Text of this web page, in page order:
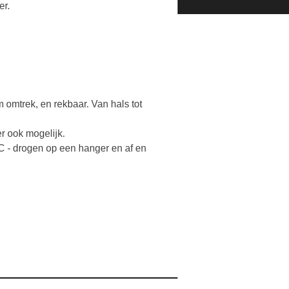
en rekbaar. Van hals tot
ook mogelijk.
- drogen op een hanger en af en